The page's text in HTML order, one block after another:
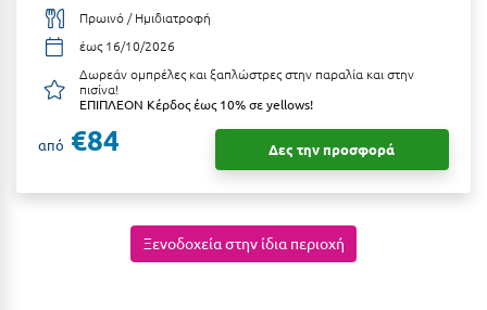
Κερατέα
Κέρκυρα
Κεφαλονιά
Κοζάνη
Πρωινό / Ημιδιατροφή
έως 16/10/2026
Δωρεάν ομπρέλες και ξαπλώστρες στην παραλία και στην
πισίνα!
ΕΠΙΠΛΕΟΝ Κέρδος έως 10% σε yellows!
από €84 Δες την προσφορά
Ξενοδοχεία στην ίδια περιοχή